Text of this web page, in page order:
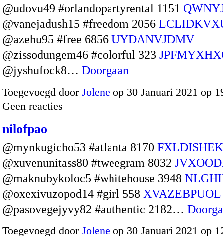
@udovu49 #orlandopartyrental 1151
@vanejadush15 #freedom 2056
@azehu95 #free 6856 UYDANVJDMV
@zissodungem46 #colorful 323
@jyshufock8… Doorgaan
Toegevoegd door Jolene op 30 Januari 2021 op
Geen reacties
nilofpao
@mynkugicho53 #atlanta 8170
@xuvenunitass80 #tweegram 8032
@maknubykoloc5 #whitehouse 3948
@oxexivuzopod14 #girl 558 XVAZEBPUOL
@pasovegejyvy82 #authentic 2182…
Toegevoegd door Jolene op 30 Januari 2021 op